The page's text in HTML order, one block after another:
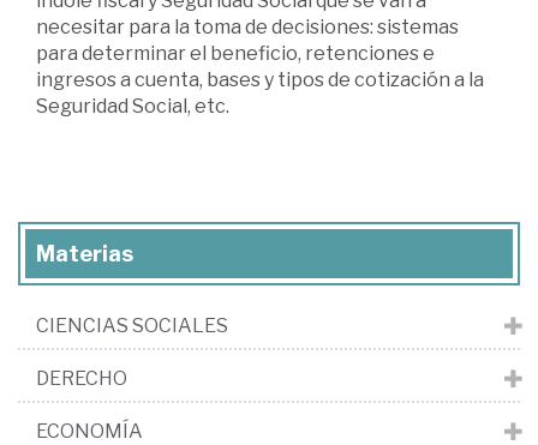
necesitar para la toma de decisiones: sistemas
para determinar el beneficio, retenciones e
ingresos a cuenta, bases y tipos de cotización a la
Seguridad Social, etc.
Materias
CIENCIAS SOCIALES
DERECHO
ECONOMÍA